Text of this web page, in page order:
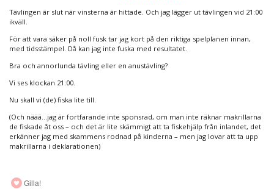
Tävlingen är slut när vinsterna är hittade. Och jag lägger ut tävlingen vid 21:00
ikväll.
För att vara säker på noll fusk tar jag kort på den riktiga spelplanen innan,
med tidsstämpel. Då kan jag inte fuska med resultatet.
Bra och annorlunda tävling eller en anustävling?
Vi ses klockan 21:00.
Nu skall vi (de) fiska lite till.
(Och näää…jag är fortfarande inte sponsrad, om man inte räknar makrillarna
de fiskade åt oss – och det är lite skämmigt att ta fiskehjälp från inlandet, det
erkänner jag med skammens rodnad på kinderna – men jag lovar att ta upp
makrillarna i deklarationen)
Gilla!